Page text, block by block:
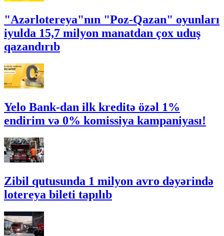
"Azərlotereya"nın "Poz-Qazan" oyunları
iyulda 15,7 milyon manatdan çox uduş
qazandırıb
Yelo Bank-dan ilk kreditə özəl 1%
endirim və 0% komissiya kampaniyası!
Zibil qutusunda 1 milyon avro dəyərində
lotereya bileti tapılıb